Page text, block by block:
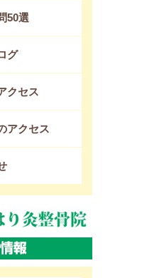
50選
グ
クセス
アクセス